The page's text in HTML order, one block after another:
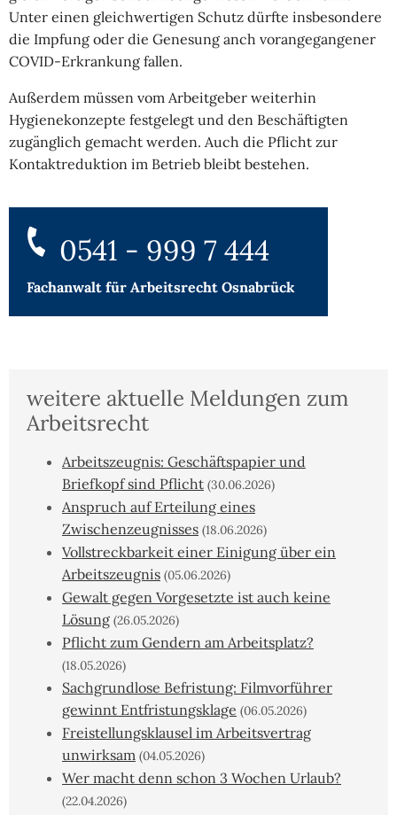
Unter einen gleichwertigen Schutz dürfte insbesondere
die Impfung oder die Genesung anch vorangegangener
COVID-Erkrankung fallen.
Außerdem müssen vom Arbeitgeber weiterhin
Hygienekonzepte festgelegt und den Beschäftigten
zugänglich gemacht werden. Auch die Pflicht zur
Kontaktreduktion im Betrieb bleibt bestehen.
0541 - 999 7 444
Fachanwalt für Arbeitsrecht Osnabrück
weitere aktuelle Meldungen zum
Arbeitsrecht
Arbeitszeugnis: Geschäftspapier und
Briefkopf sind Pflicht (30.06.2026)
Anspruch auf Erteilung eines
Zwischenzeugnisses (18.06.2026)
Vollstreckbarkeit einer Einigung über ein
Arbeitszeugnis (05.06.2026)
Gewalt gegen Vorgesetzte ist auch keine
Lösung (26.05.2026)
Pflicht zum Gendern am Arbeitsplatz?
(18.05.2026)
Sachgrundlose Befristung: Filmvorführer
gewinnt Entfristungsklage (06.05.2026)
Freistellungsklausel im Arbeitsvertrag
unwirksam (04.05.2026)
Wer macht denn schon 3 Wochen Urlaub?
(22.04.2026)